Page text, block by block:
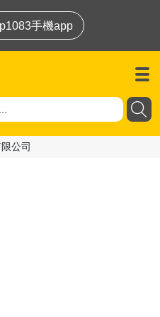
手機app
公司